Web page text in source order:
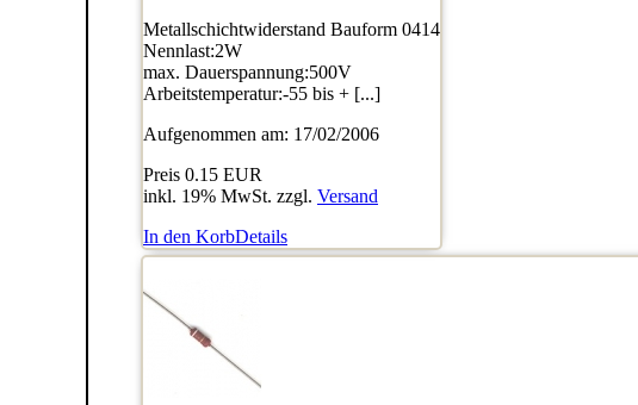
Metallschichtwiderstand Bauform 0414
Nennlast:2W
max. Dauerspannung:500V
Arbeitstemperatur:-55 bis + [...]
Aufgenommen am: 17/02/2006
Preis 0.15 EUR
inkl. 19% MwSt. zzgl. Versand
In den KorbDetails